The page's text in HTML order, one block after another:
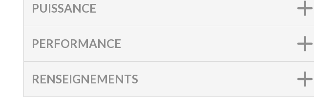
PUISSANCE
PERFORMANCE
RENSEIGNEMENTS